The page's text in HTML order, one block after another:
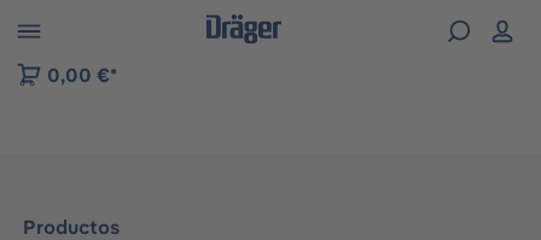
to B2B platform navigation
0,00 €*
Productos